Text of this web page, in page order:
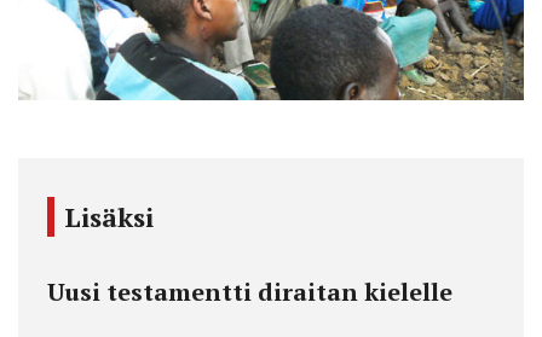
Lisäksi
Uusi testamentti diraitan kielelle